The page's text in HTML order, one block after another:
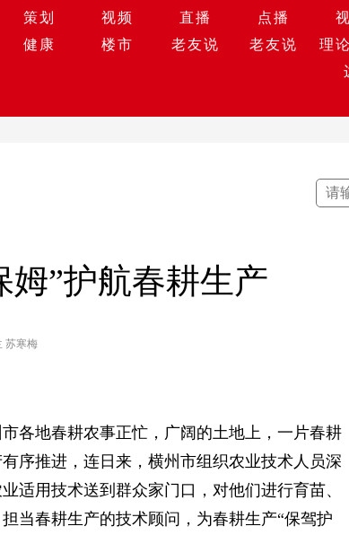
策划 视频 直播 点播
健康 楼市 老友说 老友说
理
姆”护航春耕生产
苏寒梅
各地春耕农事正忙，广阔的土地上，一片春耕
序推进，连日来，横州市组织农业技术人员深
适用技术送到群众家门口，对他们进行育苗、
当春耕生产的技术顾问，为春耕生产“保驾护